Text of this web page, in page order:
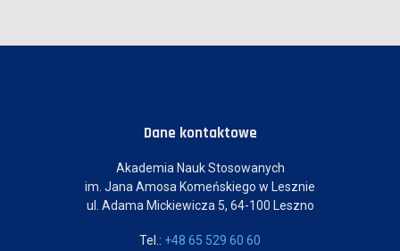
Dane kontaktowe
Akademia Nauk Stosowanych
im. Jana Amosa Komeńskiego w Lesznie
ul. Adama Mickiewicza 5, 64-100 Leszno
Tel.: +48 65 529 60 60